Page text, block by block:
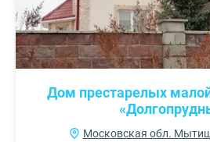
Дом престарелых
Московская обл.